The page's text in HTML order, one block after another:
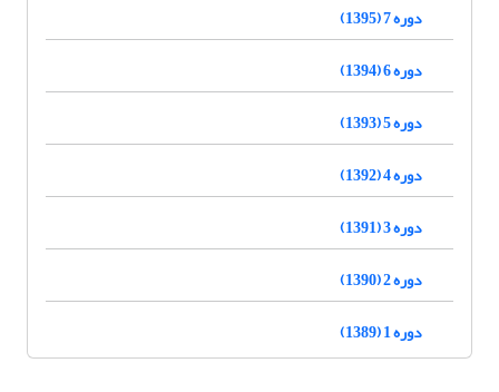
دوره 7 (1395)
دوره 6 (1394)
دوره 5 (1393)
دوره 4 (1392)
دوره 3 (1391)
دوره 2 (1390)
دوره 1 (1389)